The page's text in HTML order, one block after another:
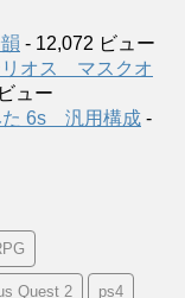
- 12,072 ビュー
オス マスクオ
ュー
た 6s 汎用構成 -
Quest 2 ps4